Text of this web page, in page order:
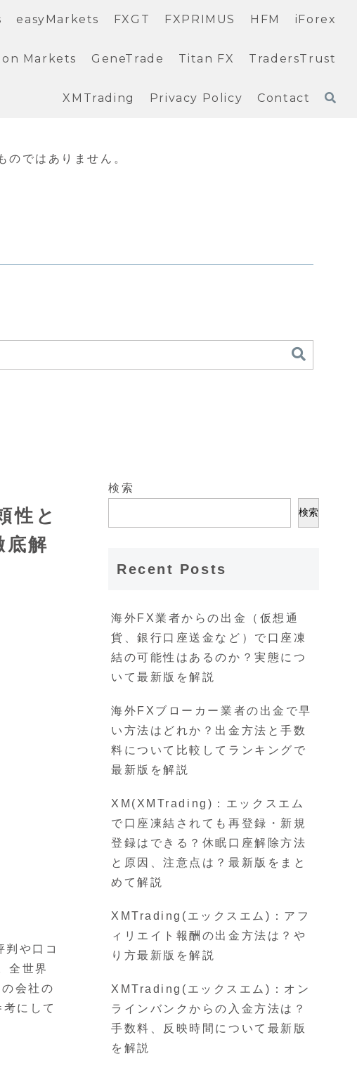
easyMarkets FXGT FXPRIMUS HFM iForex
Markets GeneTrade Titan FX TradersTrust
XMTrading Privacy Policy Contact
ではありません。
性と
底解
や口コ
全世界
会社の
にして
検索
検索
Recent Posts
海外FX業者からの出金（仮想通
貨、銀行口座送金など）で口座凍
結の可能性はあるのか？実態につ
いて最新版を解説
海外FXブローカー業者の出金で早
い方法はどれか？出金方法と手数
料について比較してランキングで
最新版を解説
XM(XMTrading)：エックスエム
で口座凍結されても再登録・新規
登録はできる？休眠口座解除方法
と原因、注意点は？最新版をまと
めて解説
XMTrading(エックスエム)：アフ
ィリエイト報酬の出金方法は？や
り方最新版を解説
XMTrading(エックスエム)：オン
ラインバンクからの入金方法は？
手数料、反映時間について最新版
を解説